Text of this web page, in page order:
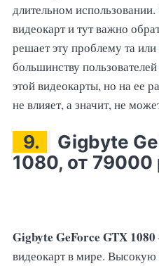
длительном
видеокарт и тут важно
решает эту проблему та
большинству
этой видеокарты, но на ее
не влияет, а значит, не
9.
Gigbyte
1080, от 79000
Gigbyte GeForce GTX 1080
видеокарт в мире. Высокую